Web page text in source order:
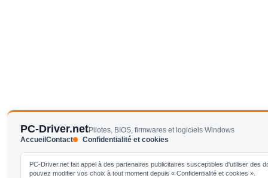
PC-Driver.netPilotes, BIOS, firmwares et logiciels Windows
AccueilContact Confidentialité et cookies
PC-Driver.net fait appel à des partenaires publicitaires susceptibles d'utiliser
pouvez modifier vos choix à tout moment depuis « Confidentialité et cookies ».